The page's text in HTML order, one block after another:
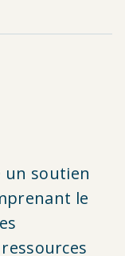
un soutien
le